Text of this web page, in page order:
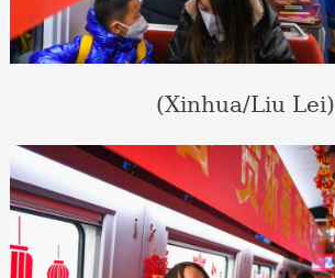
(Xinhua/Liu Lei)